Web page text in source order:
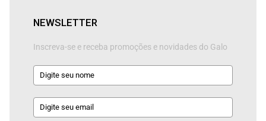
NEWSLETTER
Inscreva-se e receba promoções e novidades do Galo